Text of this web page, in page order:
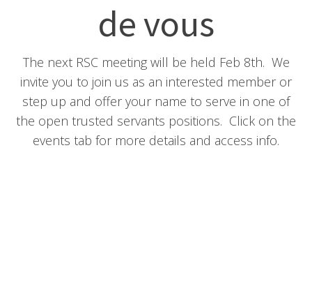
de vous
The next RSC meeting will be held Feb 8th. We
invite you to join us as an interested member or
step up and offer your name to serve in one of
the open trusted servants positions. Click on the
events tab for more details and access info.